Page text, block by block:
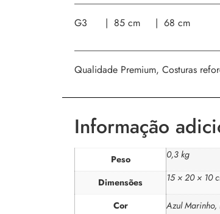
G3 | 85 cm | 68 cm
Qualidade Premium, Costuras
Informação
Peso 0,3 kg
Dimensões 15 × 20 × 10
Cor
Azul Marinho,